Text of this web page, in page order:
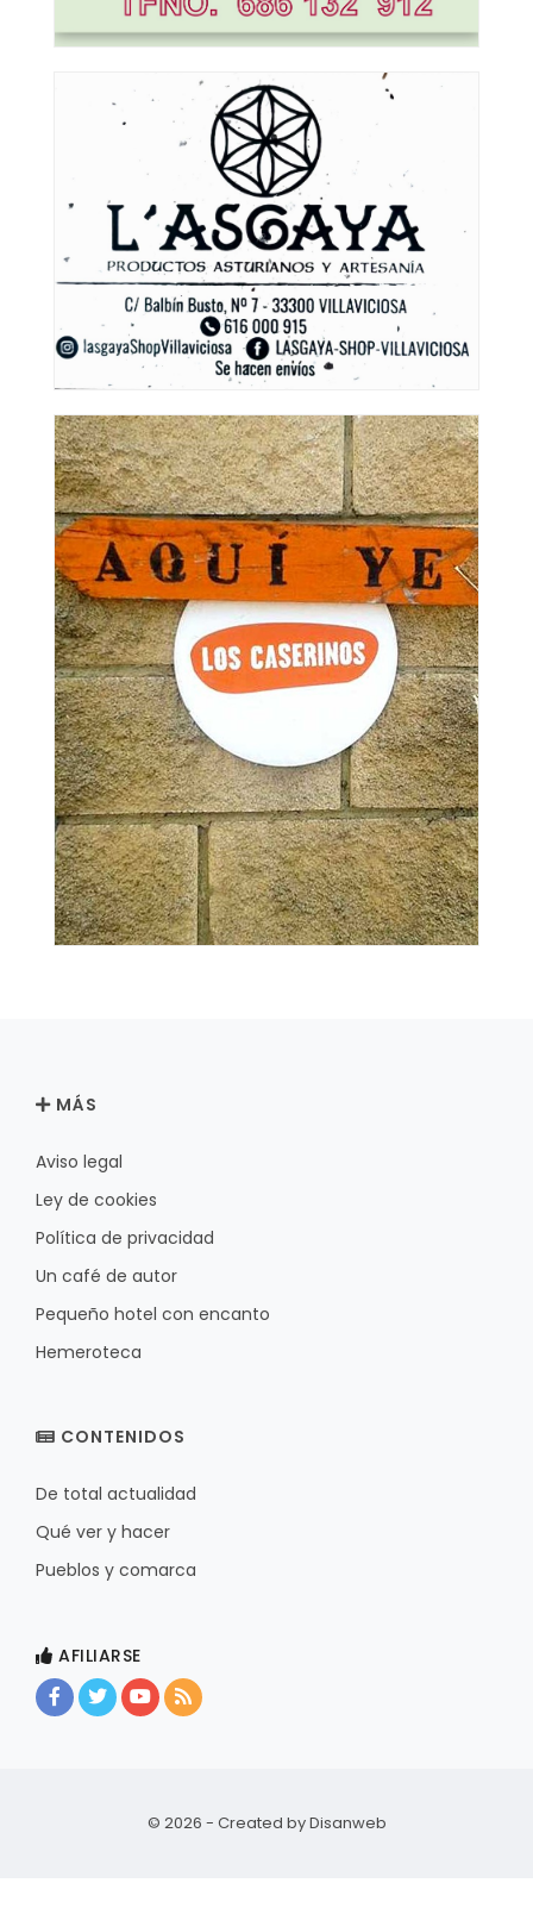
MÁS
Aviso legal
Ley de cookies
Política de privacidad
Un café de autor
Pequeño hotel con encanto
Hemeroteca
CONTENIDOS
De total actualidad
Qué ver y hacer
Pueblos y comarca
AFILIARSE
© 2026 - Created byDisanweb